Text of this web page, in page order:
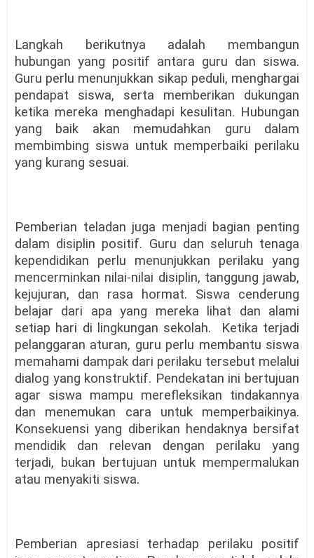
Langkah berikutnya adalah membangun
hubungan yang positif antara guru dan siswa.
Guru perlu menunjukkan sikap peduli, menghargai
pendapat siswa, serta memberikan dukungan
ketika mereka menghadapi kesulitan. Hubungan
yang baik akan memudahkan guru dalam
membimbing siswa untuk memperbaiki perilaku
yang kurang sesuai.
Pemberian teladan juga menjadi bagian penting
dalam disiplin positif. Guru dan seluruh tenaga
kependidikan perlu menunjukkan perilaku yang
mencerminkan nilai-nilai disiplin, tanggung jawab,
kejujuran, dan rasa hormat. Siswa cenderung
belajar dari apa yang mereka lihat dan alami
setiap hari di lingkungan sekolah. Ketika terjadi
pelanggaran aturan, guru perlu membantu siswa
memahami dampak dari perilaku tersebut melalui
dialog yang konstruktif. Pendekatan ini bertujuan
agar siswa mampu merefleksikan tindakannya
dan menemukan cara untuk memperbaikinya.
Konsekuensi yang diberikan hendaknya bersifat
mendidik dan relevan dengan perilaku yang
terjadi, bukan bertujuan untuk mempermalukan
atau menyakiti siswa.
Pemberian apresiasi terhadap perilaku positif